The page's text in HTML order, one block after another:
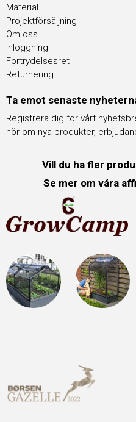
Material
Projektförsäljning
Om oss
Inloggning
Fortrydelsesret
Returnering
Ta emot senaste
Registrera dig för vårt
hör om nya produkter,
Vill du ha fler
Se mer om våra